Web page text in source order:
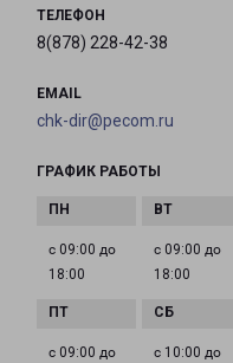
ТЕЛЕФОН
8(878) 228-42-38
EMAIL
chk-dir@pecom.ru
ГРАФИК РАБОТЫ
с 09:00 до
18:00
с 09:00 до
18:00
с 09:00 до
с 10:00 до